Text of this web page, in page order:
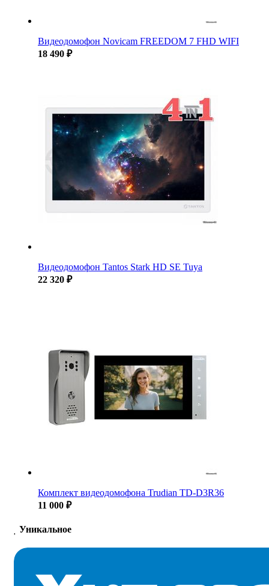
Видеодомофон Novicam FREEDOM 7 FHD WIFI
18 490 ₽
Видеодомофон Tantos Stark HD SE Tuya
22 320 ₽
Комплект видеодомофона Trudian TD-D3R36
11 000 ₽
Уникальное